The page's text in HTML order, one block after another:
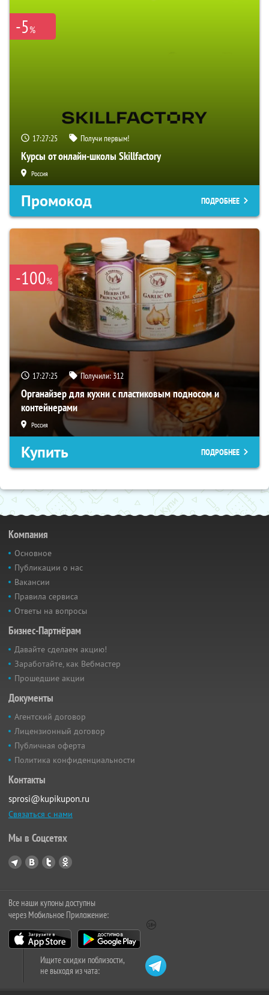
-5%
17:27:24 Получи первым!
Курсы от онлайн-школы Skillfactory
Россия
Промокод ПОДРОБНЕЕ
-100%
17:27:24 Получили: 312
Органайзер для кухни с пластиковым подносом и
контейнерами
Россия
Купить ПОДРОБНЕЕ
Компания
Основное
Публикации о нас
Вакансии
Правила сервиса
Ответы на вопросы
Бизнес-Партнёрам
Давайте сделаем акцию!
Заработайте, как Вебмастер
Прошедшие акции
Документы
Агентский договор
Лицензионный договор
Публичная оферта
Политика конфиденциальности
Контакты
sprosi@kupikupon.ru
Связаться с нами
Мы в Соцсетях
Все наши купоны доступны
через Мобильное Приложение:
Ищите скидки поблизости,
не выходя из чата: